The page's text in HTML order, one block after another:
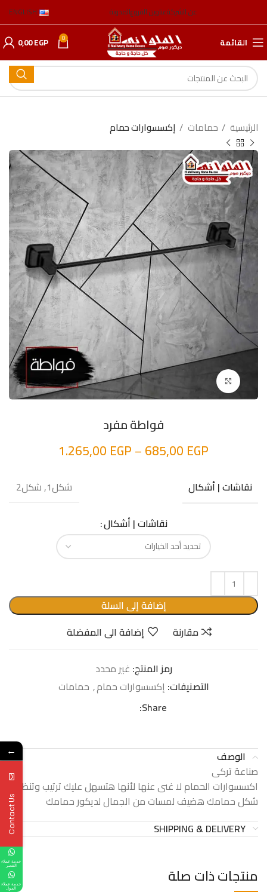
عن الشركةعناوين الفروعالمدونة ENGLISH
القائمة 0
0,00EGP
الرئيسية حمامات إكسسوارات حمام
فواطة مفرد
685,00 EGP
–
1.265,00 EGP
نقاشات | أشكال شكل1, شكل2
نقاشات | أشكال
إضافة إلى السلة
مقارنة
إضافة الى المفضلة
رمز المنتج: غير محدد
التصنيفات: إكسسوارات حمام, حمامات
Share:
الوصف
صناعة تركى
اكسسوارات الحمام لا غنى عنها لأنها هتسهل عليك ترتيب وتنظيم
شكل حمامك هضيف لمسات من الجمال لديكور حمامك​
SHIPPING & DELIVERY
منتجات ذات صلة
←
Contact Us
خدمة عملاء
القصر
خدمة عملاء
المول